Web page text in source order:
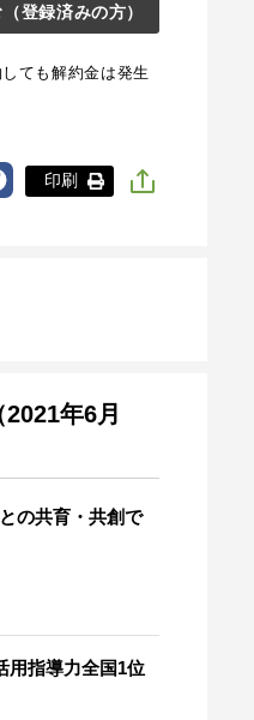
（登録済みの方）
ても解約金は発生
印刷
年6月
の共育・共創で
指導力全国1位